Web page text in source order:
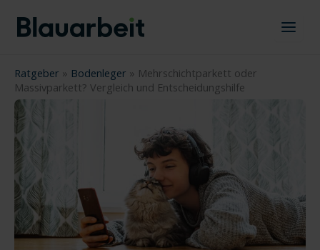
Inhalt
springen
Ratgeber » Bodenleger » Mehrschichtparkett oder
Massivparkett? Vergleich und Entscheidungshilfe